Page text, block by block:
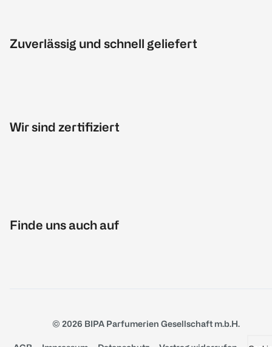
Zuverlässig und schnell geliefert
Wir sind zertifiziert
Finde uns auch auf
© 2026 BIPA Parfumerien Gesellschaft m.b.H.